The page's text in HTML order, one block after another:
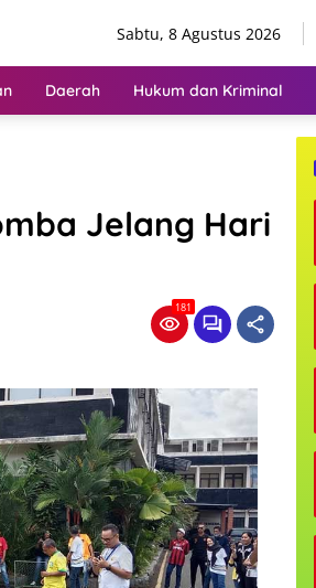
Sabtu, 8 Agustus 2026
Daerah Hukum dan Kriminal
Jelang Hari
181